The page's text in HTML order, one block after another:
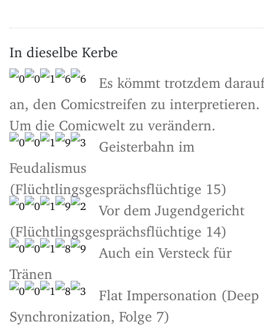
In dieselbe Kerbe
Es kömmt trotzdem
an, den Comicstreifen zu interpretieren.
Um die Comicwelt zu verändern.
Geisterbahn im
Feudalismus
(Flüchtlingsgesprächsflüchtige 15)
Vor dem Jugendgericht
(Flüchtlingsgesprächsflüchtige 14)
Auch ein Versteck für
Tränen
Flat Impersonation (Deep
Synchronization, Folge 7)